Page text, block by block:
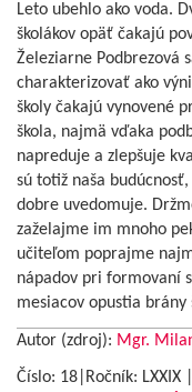
Leto ubehlo ako voda.
školákov opäť čakajú
Železiarne Podbrezová
charakterizovať ako
školy čakajú vynovené
škola, najmä vďaka
napreduje a zlepšuje
sú totiž naša
dobre uvedomuje.
zaželajme im mnoho
učiteľom poprajme
nápadov pri formovaní
mesiacov opustia
Autor (zdroj): Mgr.
Číslo: 18|Ročník: LXXIX